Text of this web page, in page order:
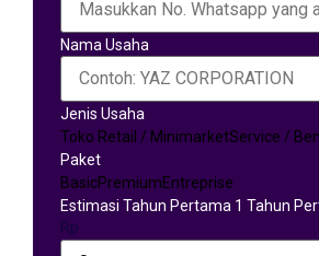
Nama Usaha
Jenis Usaha
Toko Retail / MinimarketService /
Paket
BasicPremiumEntreprise
Estimasi Tahun Pertama 1 Tahun
Rp